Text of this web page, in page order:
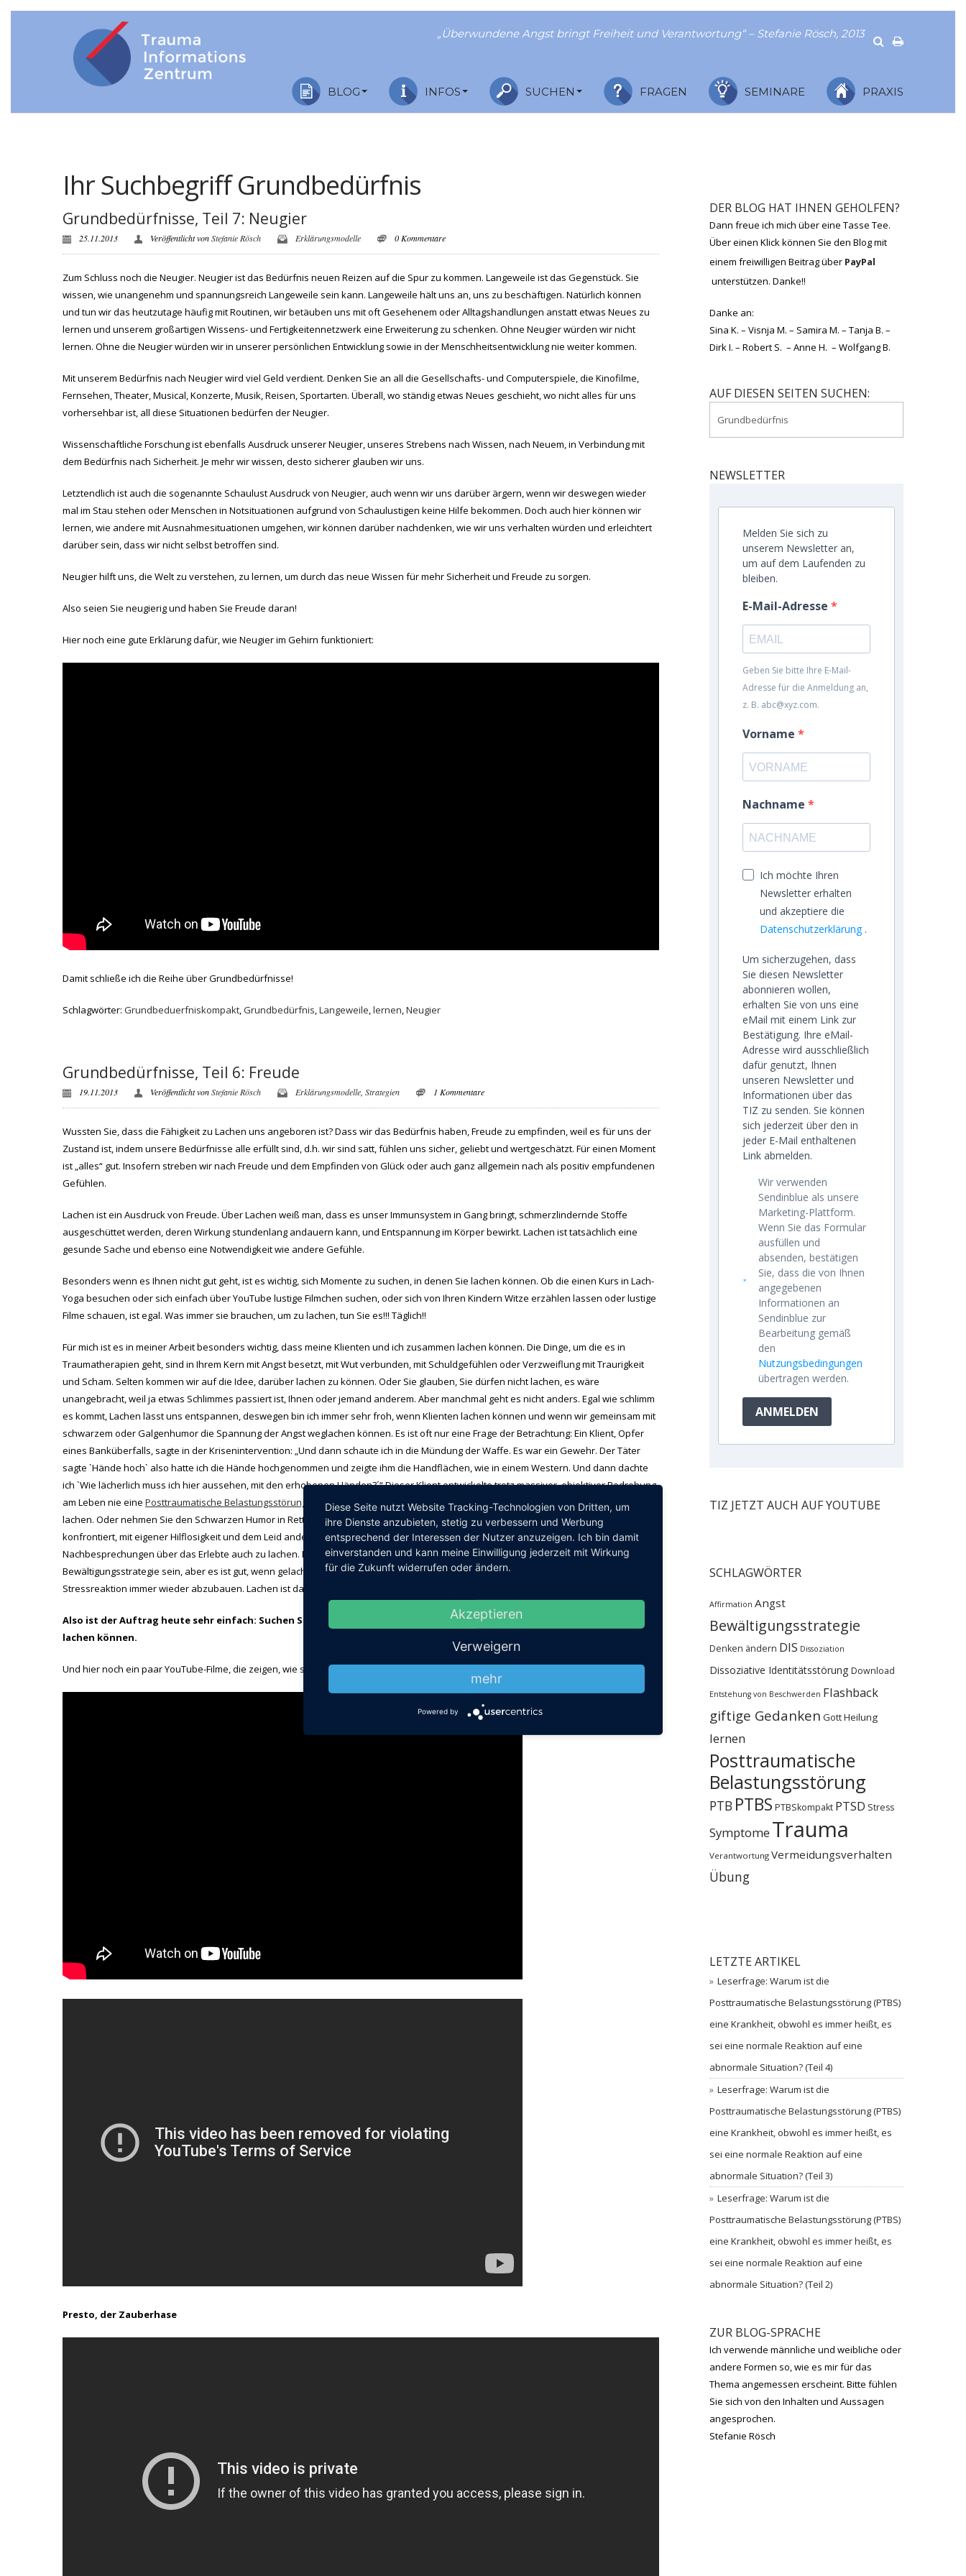
„Überwundene Angst bringt Freiheit und Verantwortung“ – Stefanie Rösch, 2013
BLOG INFOS SUCHEN FRAGEN SEMINARE PRAXIS
Ihr Suchbegriff Grundbedürfnis
Grundbedürfnisse, Teil 7: Neugier
25.11.2013 Veröffentlicht vonStefanie Rösch Erklärungsmodelle 0 Kommentare
Zum Schluss noch die Neugier. Neugier ist das Bedürfnis neuen Reizen auf die Spur zu kommen. Langeweile ist das Gegenstück. Sie
wissen, wie unangenehm und spannungsreich Langeweile sein kann. Langeweile hält uns an, uns zu beschäftigen. Natürlich können
und tun wir das heutzutage häufig mit Routinen, wir betäuben uns mit oft Gesehenem oder Alltagshandlungen anstatt etwas Neues zu
lernen und unserem großartigen Wissens- und Fertigkeitennetzwerk eine Erweiterung zu schenken. Ohne Neugier würden wir nicht
lernen. Ohne die Neugier würden wir in unserer persönlichen Entwicklung sowie in der Menschheitsentwicklung nie weiter kommen.
Mit unserem Bedürfnis nach Neugier wird viel Geld verdient. Denken Sie an all die Gesellschafts- und Computerspiele, die Kinofilme,
Fernsehen, Theater, Musical, Konzerte, Musik, Reisen, Sportarten. Überall, wo ständig etwas Neues geschieht, wo nicht alles für uns
vorhersehbar ist, all diese Situationen bedürfen der Neugier.
Wissenschaftliche Forschung ist ebenfalls Ausdruck unserer Neugier, unseres Strebens nach Wissen, nach Neuem, in Verbindung mit
dem Bedürfnis nach Sicherheit. Je mehr wir wissen, desto sicherer glauben wir uns.
Letztendlich ist auch die sogenannte Schaulust Ausdruck von Neugier, auch wenn wir uns darüber ärgern, wenn wir deswegen wieder
mal im Stau stehen oder Menschen in Notsituationen aufgrund von Schaulustigen keine Hilfe bekommen. Doch auch hier können wir
lernen, wie andere mit Ausnahmesituationen umgehen, wir können darüber nachdenken, wie wir uns verhalten würden und erleichtert
darüber sein, dass wir nicht selbst betroffen sind.
Neugier hilft uns, die Welt zu verstehen, zu lernen, um durch das neue Wissen für mehr Sicherheit und Freude zu sorgen.
Also seien Sie neugierig und haben Sie Freude daran!
Hier noch eine gute Erklärung dafür, wie Neugier im Gehirn funktioniert:
Damit schließe ich die Reihe über Grundbedürfnisse!
Schlagwörter: Grundbeduerfniskompakt,Grundbedürfnis,Langeweile,lernen,Neugier
Grundbedürfnisse, Teil 6: Freude
19.11.2013 Veröffentlicht vonStefanie Rösch Erklärungsmodelle Strategien 1 Kommentare
Wussten Sie, dass die Fähigkeit zu Lachen uns angeboren ist? Dass wir das Bedürfnis haben, Freude zu empfinden, weil es für uns der
Zustand ist, indem unsere Bedürfnisse alle erfüllt sind, d.h. wir sind satt, fühlen uns sicher, geliebt und wertgeschätzt. Für einen Moment
ist „alles“ gut. Insofern streben wir nach Freude und dem Empfinden von Glück oder auch ganz allgemein nach als positiv empfundenen
Gefühlen.
Lachen ist ein Ausdruck von Freude. Über Lachen weiß man, dass es unser Immunsystem in Gang bringt, schmerzlindernde Stoffe
ausgeschüttet werden, deren Wirkung stundenlang andauern kann, und Entspannung im Körper bewirkt. Lachen ist tatsächlich eine
gesunde Sache und ebenso eine Notwendigkeit wie andere Gefühle.
Besonders wenn es Ihnen nicht gut geht, ist es wichtig, sich Momente zu suchen, in denen Sie lachen können. Ob die einen Kurs in Lach-
Yoga besuchen oder sich einfach über YouTube lustige Filmchen suchen, oder sich von Ihren Kindern Witze erzählen lassen oder lustige
Filme schauen, ist egal. Was immer sie brauchen, um zu lachen, tun Sie es!!! Täglich!!
Für mich ist es in meiner Arbeit besonders wichtig, dass meine Klienten und ich zusammen lachen können. Die Dinge, um die es in
Traumatherapien geht, sind in Ihrem Kern mit Angst besetzt, mit Wut verbunden, mit Schuldgefühlen oder Verzweiflung mit Traurigkeit
und Scham. Selten kommen wir auf die Idee, darüber lachen zu können. Oder Sie glauben, Sie dürfen nicht lachen, es wäre
unangebracht, weil ja etwas Schlimmes passiert ist, Ihnen oder jemand anderem. Aber manchmal geht es nicht anders. Egal wie schlimm
es kommt, Lachen lässt uns entspannen, deswegen bin ich immer sehr froh, wenn Klienten lachen können und wenn wir gemeinsam mit
schwarzem oder Galgenhumor die Spannung der Angst weglachen können. Es ist oft nur eine Frage der Betrachtung: Ein Klient, Opfer
eines Banküberfalls, sagte in der Krisenintervention: „Und dann schaute ich in die Mündung der Waffe. Es war ein Gewehr. Der Täter
sagte `Hände hoch` also hatte ich die Hände hochgenommen und zeigte ihm die Handflächen, wie in einem Western. Und dann dachte
ich `Wie lächerlich muss ich hier aussehen, mit den erhobenen Händen?´“ Dieser Klient entwickelte trotz massiver, objektiver Bedrohung
am Leben nie eine Posttraumatische Belastungsstörung
oder andere Probleme wegen des Überfalls. Stattdessen konnte er darüber
lachen. Oder nehmen Sie den Schwarzen Humor in Rettungsberufen. Diese Menschen sind mit den Grausamkeiten des Lebens
konfrontiert, mit eigener Hilflosigkeit und dem Leid anderer. Ich bin froh, wenn diese Menschen die Fähigkeit haben, in
Nachbesprechungen über das Erlebte auch zu lachen. Das ist nichts für Außenstehende und sollte nicht die einzige
Bewältigungsstrategie sein, aber es ist gut, wenn gelacht wird angesichts großen Leids. Denn letztendlich geht es nur darum, die
Stressreaktion immer wieder abzubauen. Lachen ist da sehr heilsam.
Also ist der Auftrag heute sehr einfach: Suchen Sie Sich täglich Dinge, über die Sie möglichst lange und möglichst intensiv
lachen können.
Und hier noch ein paar YouTube-Filme, die zeigen, wie schön lachen sein kann und über was wir alles lachen.
Presto, der Zauberhase
DER BLOG HAT IHNEN GEHOLFEN?
Dann freue ich mich über eine Tasse Tee.
Über einen Klick können Sie den Blog mit
einem freiwilligen Beitrag über PayPal
unterstützen. Danke!!
Danke an:
Sina K. – Visnja M. – Samira M. – Tanja B. –
Dirk I. – Robert S. – Anne H. – Wolfgang B.
AUF DIESEN SEITEN SUCHEN:
NEWSLETTER
Melden Sie sich zu
unserem Newsletter an,
um auf dem Laufenden zu
bleiben.
E-Mail-Adresse
Geben Sie bitte Ihre E-Mail-
Adresse für die Anmeldung an,
z. B. abc@xyz.com.
Vorname
Nachname
Ich möchte Ihren
Newsletter erhalten
und akzeptiere die
Datenschutzerklärung.
Um sicherzugehen, dass
Sie diesen Newsletter
abonnieren wollen,
erhalten Sie von uns eine
eMail mit einem Link zur
Bestätigung. Ihre eMail-
Adresse wird ausschließlich
dafür genutzt, Ihnen
unseren Newsletter und
Informationen über das
TIZ zu senden. Sie können
sich jederzeit über den in
jeder E-Mail enthaltenen
Link abmelden.
Wir verwenden
Sendinblue als unsere
Marketing-Plattform.
Wenn Sie das Formular
ausfüllen und
absenden, bestätigen
Sie, dass die von Ihnen
angegebenen
Informationen an
Sendinblue zur
Bearbeitung gemäß
den
Nutzungsbedingungen
übertragen werden.
ANMELDEN
TIZ JETZT AUCH AUF YOUTUBE
SCHLAGWÖRTER
Affirmation Angst
Bewältigungsstrategie
Denken ändern DIS Dissoziation
Dissoziative Identitätsstörung Download
Entstehung von Beschwerden Flashback
giftige Gedanken GottHeilung
lernen
Posttraumatische
Belastungsstörung
PTB PTBS PTBSkompakt PTSD Stress
Symptome Trauma
Verantwortung Vermeidungsverhalten
Übung
LETZTE ARTIKEL
Leserfrage: Warum ist die
Posttraumatische Belastungsstörung (PTBS)
eine Krankheit, obwohl es immer heißt, es
sei eine normale Reaktion auf eine
abnormale Situation? (Teil 4)
Leserfrage: Warum ist die
Posttraumatische Belastungsstörung (PTBS)
eine Krankheit, obwohl es immer heißt, es
sei eine normale Reaktion auf eine
abnormale Situation? (Teil 3)
Leserfrage: Warum ist die
Posttraumatische Belastungsstörung (PTBS)
eine Krankheit, obwohl es immer heißt, es
sei eine normale Reaktion auf eine
abnormale Situation? (Teil 2)
ZUR BLOG-SPRACHE
Ich verwende männliche und weibliche oder
andere Formen so, wie es mir für das
Thema angemessen erscheint. Bitte fühlen
Sie sich von den Inhalten und Aussagen
angesprochen.
Stefanie Rösch
Diese Seite nutzt Website Tracking-Technologien von Dritten, um
ihre Dienste anzubieten, stetig zu verbessern und Werbung
entsprechend der Interessen der Nutzer anzuzeigen. Ich bin damit
einverstanden und kann meine Einwilligung jederzeit mit Wirkung
für die Zukunft widerrufen oder ändern.
Akzeptieren
Verweigern
mehr
Powered by